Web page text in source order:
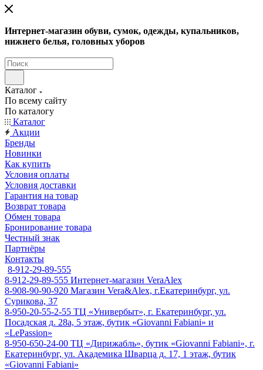
Интернет-магазин обуви, сумок, одежды, купальников,
нижнего белья, головных уборов
Каталог
По всему сайту
По каталогу
Каталог
Акции
Бренды
Новинки
Как купить
Условия оплаты
Условия доставки
Гарантия на товар
Возврат товара
Обмен товара
Бронирование товара
Честный знак
Партнёры
Контакты
8-912-29-89-555
8-912-29-89-555 Интернет-магазин VeraAlex
8-908-90-90-920 Магазин Vera&Alex, г.Екатеринбург, ул.
Сурикова, 37
8-950-20-55-2-55 ТЦ «Универбыт», г. Екатеринбург, ул.
Посадская д. 28а, 5 этаж, бутик «Giovanni Fabiani» и
«LePassion»
8-950-650-24-00 ТЦ «Дирижабль», бутик «Giovanni Fabiani», г.
Екатеринбург, ул. Академика Шварца д. 17, 1 этаж, бутик
«Giovanni Fabiani»